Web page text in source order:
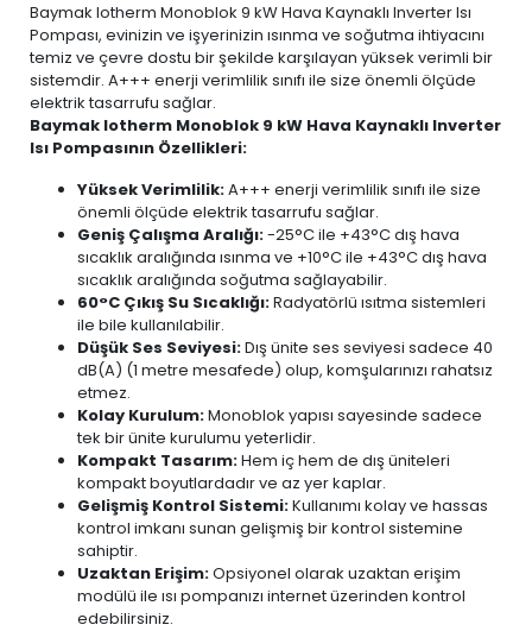
Baymak Iotherm Monoblok 9 kW Hava Kaynaklı Inverter Isı
Pompası, evinizin ve işyerinizin ısınma ve soğutma ihtiyacını
temiz ve çevre dostu bir şekilde karşılayan yüksek verimli bir
sistemdir. A+++ enerji verimlilik sınıfı ile size önemli ölçüde
elektrik tasarrufu sağlar.
Baymak Iotherm Monoblok 9 kW Hava Kaynaklı Inverter
Isı Pompasının Özellikleri:
Yüksek Verimlilik:A+++ enerji verimlilik sınıfı ile size
önemli ölçüde elektrik tasarrufu sağlar.
Geniş Çalışma Aralığı:-25°C ile +43°C dış hava
sıcaklık aralığında ısınma ve +10°C ile +43°C dış hava
sıcaklık aralığında soğutma sağlayabilir.
60°C Çıkış Su Sıcaklığı:Radyatörlü ısıtma sistemleri
ile bile kullanılabilir.
Düşük Ses Seviyesi:Dış ünite ses seviyesi sadece 40
dB(A) (1 metre mesafede) olup, komşularınızı rahatsız
etmez.
Kolay Kurulum:Monoblok yapısı sayesinde sadece
tek bir ünite kurulumu yeterlidir.
Kompakt Tasarım:Hem iç hem de dış üniteleri
kompakt boyutlardadır ve az yer kaplar.
Gelişmiş Kontrol Sistemi:Kullanımı kolay ve hassas
kontrol imkanı sunan gelişmiş bir kontrol sistemine
sahiptir.
Uzaktan Erişim:Opsiyonel olarak uzaktan erişim
modülü ile ısı pompanızı internet üzerinden kontrol
edebilirsiniz.